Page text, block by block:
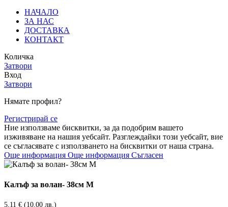
НАЧАЛО
ЗА НАС
ДОСТАВКА
КОНТАКТ
Количка
Затвори
Вход
Затвори
Нямате профил?
Регистрирай се
Ние използваме бисквитки, за да подобрим вашето
изживяване на нашия уебсайт. Разглеждайки този уебсайт, вие
се съгласявате с използването на бисквитки от наша страна.
Още информация Още информация Съгласен
Калъф за волан- 38см М
5,11 € (10.00 лв.)